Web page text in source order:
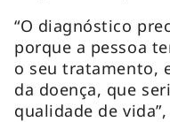
“O diagnóstico
porque a pessoa
o seu tratamento,
da doença, que
qualidade de